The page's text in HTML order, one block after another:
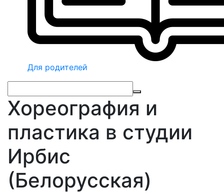
Для родителей
Хореография и
пластика в студии
Ирбис
(Белорусская)